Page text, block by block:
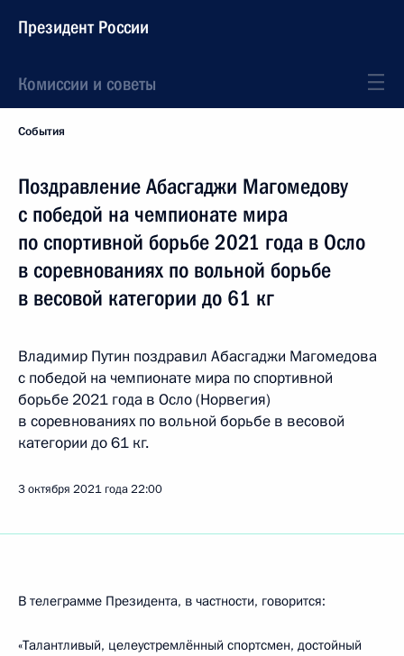
Президент России
Комиссии и советы
События
Поздравление Абасгаджи Магомедову
с победой на чемпионате мира
по спортивной борьбе 2021 года в Осло
в соревнованиях по вольной борьбе
в весовой категории до 61 кг
Владимир Путин поздравил Абасгаджи Магомедова
с победой на чемпионате мира по спортивной
борьбе 2021 года в Осло (Норвегия)
в соревнованиях по вольной борьбе в весовой
категории до 61 кг.
3 октября 2021 года22:00
В телеграмме Президента, в частности, говорится:
«Талантливый, целеустремлённый спортсмен, достойный